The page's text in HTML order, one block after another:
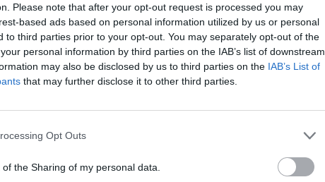
Please note that after your opt-out request is processed you may
based ads based on personal information utilized by us or personal
to third parties prior to your opt-out. You may separately opt-out of the
personal information by third parties on the IAB’s list of downstream
may also be disclosed by us to third parties on the IAB’s List of
that may further disclose it to other third parties.
Opt Outs
the Sharing of my personal data.